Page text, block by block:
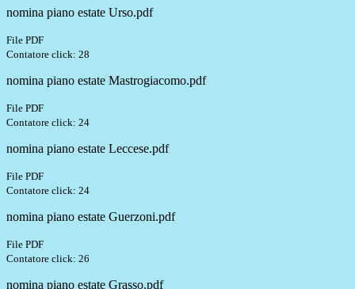
nomina piano estate Urso.pdf
File PDF
Contatore click: 28
nomina piano estate Mastrogiacomo.pdf
File PDF
Contatore click: 24
nomina piano estate Leccese.pdf
File PDF
Contatore click: 24
nomina piano estate Guerzoni.pdf
File PDF
Contatore click: 26
nomina piano estate Grasso.pdf